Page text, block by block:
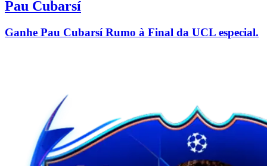
Pau Cubarsí
Ganhe Pau Cubarsí Rumo à Final da UCL especial.